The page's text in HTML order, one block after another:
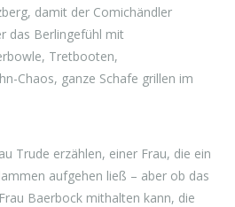
damit der Comichändler
das Berlingefühl mit
Tretbooten,
Chaos, ganze Schafe grillen im
Trude erzählen, einer Frau, die ein
aufgehen ließ – aber ob das
Baerbock mithalten kann, die